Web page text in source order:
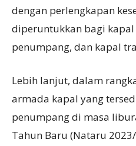
dengan perlengkapan
diperuntukkan bagi kapal
penumpang, dan kapal
Lebih lanjut, dalam
armada kapal yang
penumpang di masa
Tahun Baru (Nataru